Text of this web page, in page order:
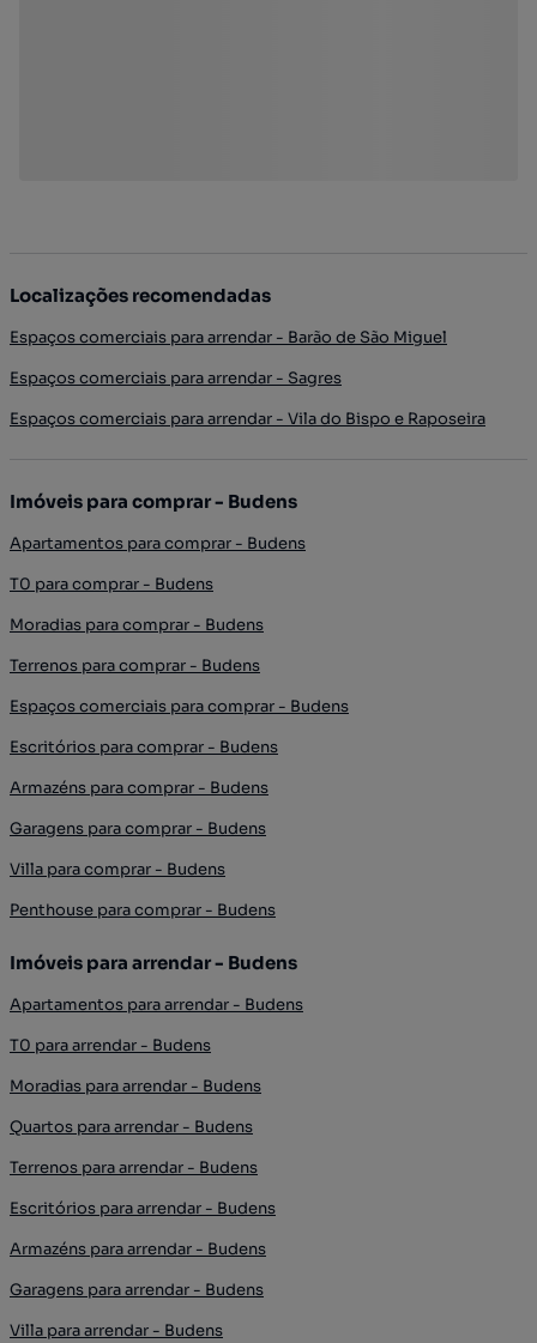
Localizações recomendadas
Espaços comerciais para arrendar - Barão de São Miguel
Espaços comerciais para arrendar - Sagres
Espaços comerciais para arrendar - Vila do Bispo e Raposeira
Imóveis para comprar - Budens
Apartamentos para comprar - Budens
T0 para comprar - Budens
Moradias para comprar - Budens
Terrenos para comprar - Budens
Espaços comerciais para comprar - Budens
Escritórios para comprar - Budens
Armazéns para comprar - Budens
Garagens para comprar - Budens
Villa para comprar - Budens
Penthouse para comprar - Budens
Imóveis para arrendar - Budens
Apartamentos para arrendar - Budens
T0 para arrendar - Budens
Moradias para arrendar - Budens
Quartos para arrendar - Budens
Terrenos para arrendar - Budens
Escritórios para arrendar - Budens
Armazéns para arrendar - Budens
Garagens para arrendar - Budens
Villa para arrendar - Budens